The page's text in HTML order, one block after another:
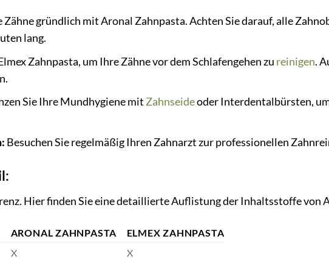
Zähne gründlich mit Aronal Zahnpasta. Achten Sie darauf, alle
lang.
Zahnpasta, um Ihre Zähne vor dem Schlafengehen zu reinigen.
Sie Ihre Mundhygiene mitZahnseideoder Interdentalbürsten,
Besuchen Sie regelmäßig Ihren Zahnarzt zur professionellen
Hier finden Sie eine detaillierte Auflistung der Inhaltsstoffe von
ARONAL ZAHNPASTA
ELMEX ZAHNPASTA
X
X